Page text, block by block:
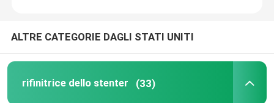
Gamma di candeggio e di raschiatura
ALTRE CATEGORIE DAGLI STATI UNITI
rifinitrice dello stenter (33)